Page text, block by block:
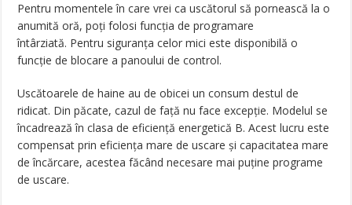
Pentru momentele în care vrei ca uscătorul să pornească la o
anumită oră, poți folosi funcția de programare
întârziată. Pentru siguranța celor mici este disponibilă o
funcție de blocare a panoului de control.
Uscătoarele de haine au de obicei un consum destul de
ridicat. Din păcate, cazul de față nu face excepție. Modelul se
încadrează în clasa de eficiență energetică B. Acest lucru este
compensat prin eficiența mare de uscare și capacitatea mare
de încărcare, acestea făcând necesare mai puține programe
de uscare.